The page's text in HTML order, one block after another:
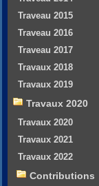
Traveau 2015
Traveau 2016
Traveau 2017
Travaux 2018
Travaux 2019
Travaux 2020
Travaux 2020
Travaux 2021
Travaux 2022
Contributions